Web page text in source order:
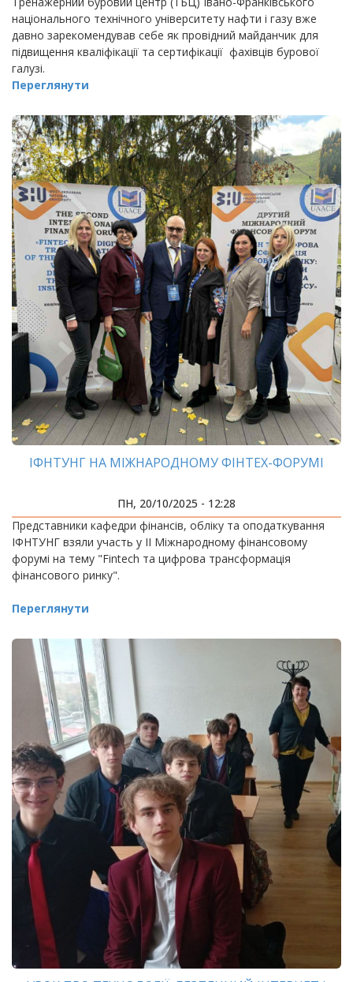
національного технічного університету нафти і газу вже
давно зарекомендував себе як провідний майданчик для
підвищення кваліфікації та сертифікації фахівців бурової
галузі.
Переглянути
ІФНТУНГ НА МІЖНАРОДНОМУ ФІНТЕХ-ФОРУМІ
ПН, 20/10/2025 - 12:28
Представники кафедри фінансів, обліку та оподаткування
ІФНТУНГ взяли участь у II Міжнародному фінансовому
форумі на тему "Fintech та цифрова трансформація
фінансового ринку".
Переглянути